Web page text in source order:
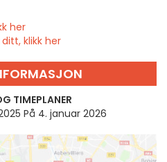
her
klikk her
TIMEPLANER
På 4. januar 2026